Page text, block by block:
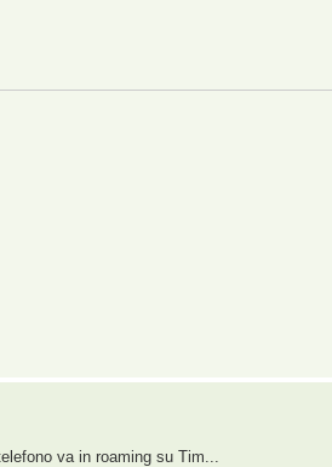
va in roaming su Tim...